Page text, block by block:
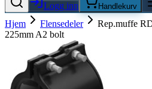
Logg inn
Handlekurv
Hjem Flensedeler
Rep.muffe
225mm A2 bolt